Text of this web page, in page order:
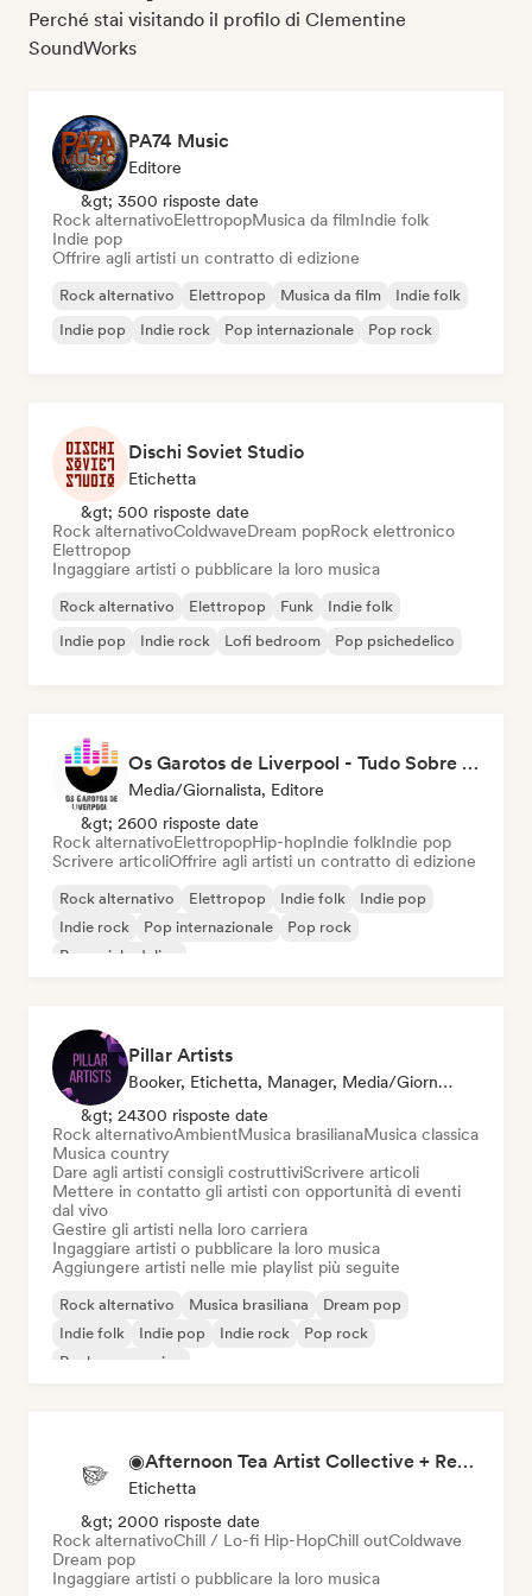
Perché stai visitando il profilo di Clementine
SoundWorks
PA74 Music
Editore
&gt; 3500 risposte date
Rock alternativoElettropopMusica da filmIndie folk
Indie pop
Offrire agli artisti un contratto di edizione
Rock alternativo Elettropop Musica da film
Indie folk
Indie pop
Indie rock Pop internazionale Pop rock
Dischi Soviet Studio
Etichetta
&gt; 500 risposte date
Rock alternativoColdwaveDream popRock elettronico
Elettropop
Ingaggiare artisti o pubblicare la loro musica
Rock alternativo Elettropop Funk
Indie folk
Indie pop
Indie rock Lofi bedroom Pop psichedelico
Os Garotos de Liverpool - Tudo Sobre Música
Media/Giornalista, Editore
&gt; 2600 risposte date
Rock alternativoElettropopHip-hopIndie folkIndie pop
Scrivere articoliOffrire agli artisti un contratto di edizione
Rock alternativo Elettropop Indie folk
Indie pop
Indie rock
Pop internazionale
Pop rock
Pop psichedelico
Pillar Artists
Booker, Etichetta, Manager, Media/Giornalista, Mentore, Curatore Di Playlist
&gt; 24300 risposte date
Rock alternativoAmbientMusica brasilianaMusica classica
Musica country
Dare agli artisti consigli costruttiviScrivere articoli
Mettere in contatto gli artisti con opportunità di eventi
dal vivo
Gestire gli artisti nella loro carriera
Ingaggiare artisti o pubblicare la loro musica
Aggiungere artisti nelle mie playlist più seguite
Rock alternativo Musica brasiliana
Dream pop
Indie folk
Indie pop Indie rock
Pop rock
Rock progressivo
◉Afternoon Tea Artist Collective + Record Label◉
Etichetta
&gt; 2000 risposte date
Rock alternativoChill / Lo-fi Hip-HopChill outColdwave
Dream pop
Ingaggiare artisti o pubblicare la loro musica